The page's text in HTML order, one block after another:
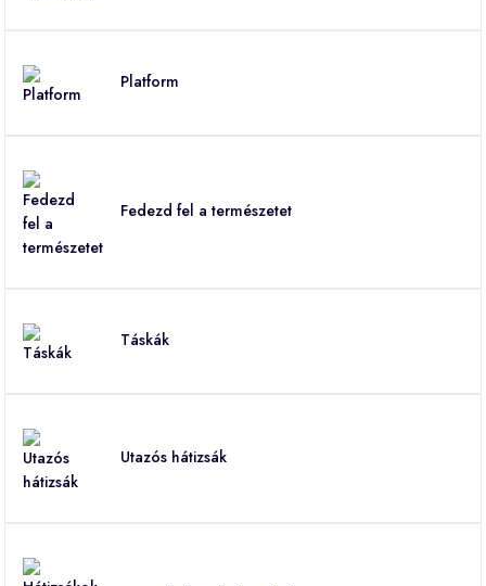
Platform
Fedezd fel a természetet
Táskák
Utazós hátizsák